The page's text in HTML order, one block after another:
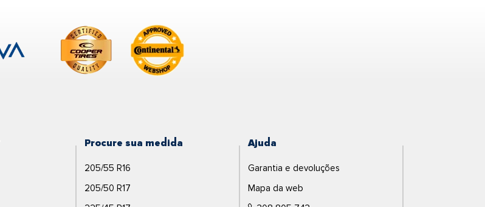
Procure sua medida
205/55 R16
205/50 R17
Ajuda
Garantia e devoluções
Mapa da web